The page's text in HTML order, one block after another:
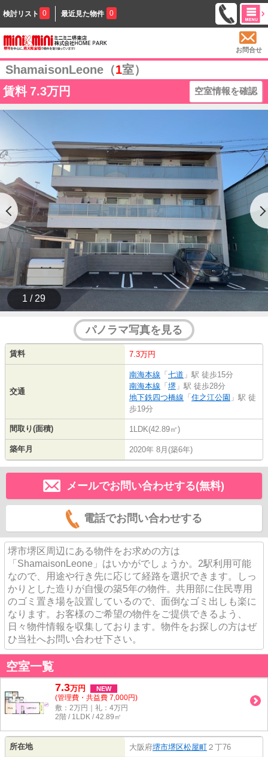
検討リスト 0 最近見た物件 0
お問合せ
ShamaisonLeone（1室）
賃料 7.3万円 空室情報を確認
1 / 29
パノラマ写真を見る
賃料 7.3万円
交通
南海本線 「 七道 」駅 徒歩15分
南海本線 「 堺 」駅 徒歩28分
地下鉄四つ橋線 「 住之江公園 」駅 徒
歩19分
間取り(面積) 1LDK(42.89㎡)
築年月 2020年 8月(築6年)
メールでお問い合わせする(無料)
電話でお問い合わせする
堺市堺区周辺にある物件をお求めの方は
「ShamaisonLeone」はいかがでしょうか。2駅利用可能
なので、用途や行き先に応じて経路を選択できます。しっ
かりとした造りが自慢の築5年の物件。共用部に住民専用
のゴミ置き場を設置しているので、面倒なゴミ出しも楽に
なります。お客様のご希望の物件をご提供できるよう、
日々物件情報を収集しております。物件をお探しの方はぜ
ひ当社へお問い合わせ下さい。
空室一覧
7.3万円 NEW
(管理費・共益費 7,000円)
敷：2万円｜礼：4万円
2階 / 1LDK / 42.89㎡
所在地 大阪府堺市堺区松屋町 ２丁76